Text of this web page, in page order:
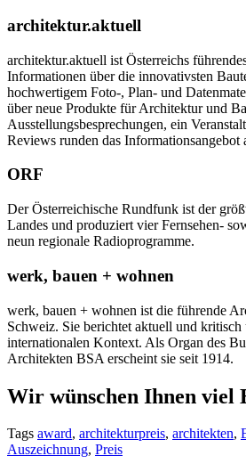
architektur.aktuell
architektur.aktuell ist Österreichs
Informationen über die innovativsten
hochwertigem Foto-, Plan- und
über neue Produkte für Architektur und
Ausstellungsbesprechungen, ein
Reviews runden das Informationsangebot
ORF
Der Österreichische Rundfunk ist der
Landes und produziert vier Fernsehen-
neun regionale Radioprogramme.
werk, bauen + wohnen
werk, bauen + wohnen ist die führende
Schweiz. Sie berichtet aktuell und
internationalen Kontext. Als Organ des
Architekten BSA erscheint sie seit 1914.
Wir wünschen Ihnen viel
Tags award, architekturpreis, architekten,
Auszeichnung, Preis